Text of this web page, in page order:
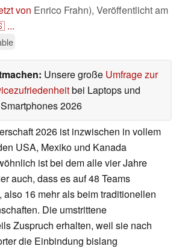
von Enrico Frahn), Veröffentlicht am
...
Unsere große Umfrage zur
bei Laptops und
Smartphones 2026
2026 ist inzwischen in vollem
USA, Mexiko und Kanada
ist bei dem alle vier Jahre
auch, dass es auf 48 Teams
also 16 mehr als beim traditionellen
Die umstrittene
Zuspruch erhalten, weil sie nach
die Einbindung bislang